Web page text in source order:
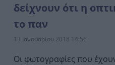
δείχνουν ότι η
το παν
13 Ιανουαρίου 2018 14:56
Οι φωτογραφίες που